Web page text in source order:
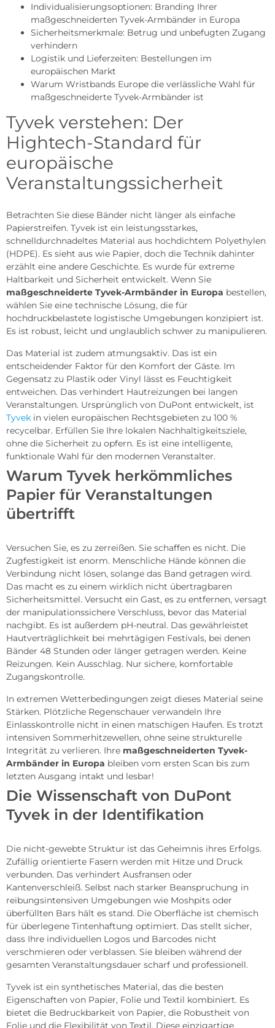
Individualisierungsoptionen: Branding Ihrer
maßgeschneiderten Tyvek-Armbänder in Europa
Sicherheitsmerkmale: Betrug und unbefugten Zugang
verhindern
Logistik und Lieferzeiten: Bestellungen im
europäischen Markt
Warum Wristbands Europe die verlässliche Wahl für
maßgeschneiderte Tyvek-Armbänder ist
Tyvek verstehen: Der
Hightech-Standard für
europäische
Veranstaltungssicherheit
Betrachten Sie diese Bänder nicht länger als einfache
Papierstreifen. Tyvek ist ein leistungsstarkes,
schnelldurchnadeltes Material aus hochdichtem Polyethylen
(HDPE). Es sieht aus wie Papier, doch die Technik dahinter
erzählt eine andere Geschichte. Es wurde für extreme
Haltbarkeit und Sicherheit entwickelt. Wenn Sie
maßgeschneiderte Tyvek-Armbänder in Europa bestellen,
wählen Sie eine technische Lösung, die für
hochdruckbelastete logistische Umgebungen konzipiert ist.
Es ist robust, leicht und unglaublich schwer zu manipulieren.
Das Material ist zudem atmungsaktiv. Das ist ein
entscheidender Faktor für den Komfort der Gäste. Im
Gegensatz zu Plastik oder Vinyl lässt es Feuchtigkeit
entweichen. Das verhindert Hautreizungen bei langen
Veranstaltungen. Ursprünglich von DuPont entwickelt, ist
Tyvek in vielen europäischen Rechtsgebieten zu 100 %
recycelbar. Erfüllen Sie Ihre lokalen Nachhaltigkeitsziele,
ohne die Sicherheit zu opfern. Es ist eine intelligente,
funktionale Wahl für den modernen Veranstalter.
Warum Tyvek herkömmliches
Papier für Veranstaltungen
übertrifft
Versuchen Sie, es zu zerreißen. Sie schaffen es nicht. Die
Zugfestigkeit ist enorm. Menschliche Hände können die
Verbindung nicht lösen, solange das Band getragen wird.
Das macht es zu einem wirklich nicht übertragbaren
Sicherheitsmittel. Versucht ein Gast, es zu entfernen, versagt
der manipulationssichere Verschluss, bevor das Material
nachgibt. Es ist außerdem pH-neutral. Das gewährleistet
Hautverträglichkeit bei mehrtägigen Festivals, bei denen
Bänder 48 Stunden oder länger getragen werden. Keine
Reizungen. Kein Ausschlag. Nur sichere, komfortable
Zugangskontrolle.
In extremen Wetterbedingungen zeigt dieses Material seine
Stärken. Plötzliche Regenschauer verwandeln Ihre
Einlasskontrolle nicht in einen matschigen Haufen. Es trotzt
intensiven Sommerhitzewellen, ohne seine strukturelle
Integrität zu verlieren. Ihre maßgeschneiderten Tyvek-
Armbänder in Europa bleiben vom ersten Scan bis zum
letzten Ausgang intakt und lesbar!
Die Wissenschaft von DuPont
Tyvek in der Identifikation
Die nicht-gewebte Struktur ist das Geheimnis ihres Erfolgs.
Zufällig orientierte Fasern werden mit Hitze und Druck
verbunden. Das verhindert Ausfransen oder
Kantenverschleiß. Selbst nach starker Beanspruchung in
reibungsintensiven Umgebungen wie Moshpits oder
überfüllten Bars hält es stand. Die Oberfläche ist chemisch
für überlegene Tintenhaftung optimiert. Das stellt sicher,
dass Ihre individuellen Logos und Barcodes nicht
verschmieren oder verblassen. Sie bleiben während der
gesamten Veranstaltungsdauer scharf und professionell.
Tyvek ist ein synthetisches Material, das die besten
Eigenschaften von Papier, Folie und Textil kombiniert. Es
bietet die Bedruckbarkeit von Papier, die Robustheit von
Folie und die Flexibilität von Textil. Diese einzigartige